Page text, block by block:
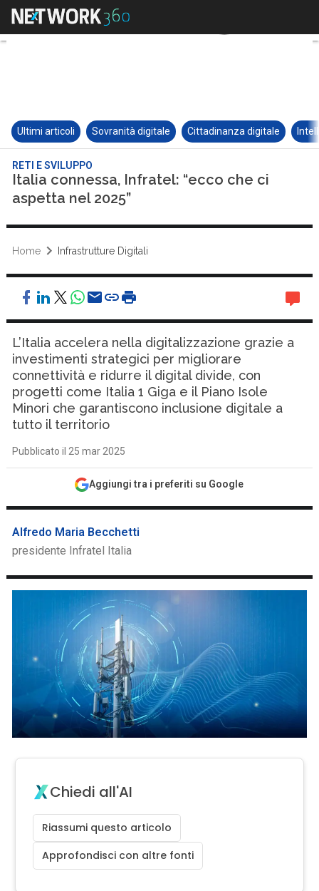
Ultimi articoli Sovranità digitale Cittadinanza digitale
RETI E SVILUPPO
Italia connessa, Infratel: “ecco che ci
aspetta nel 2025”
Home Infrastrutture Digitali
L’Italia accelera nella digitalizzazione grazie a
investimenti strategici per migliorare
connettività e ridurre il digital divide, con
progetti come Italia 1 Giga e il Piano Isole
Minori che garantiscono inclusione digitale a
tutto il territorio
Pubblicato il 25 mar 2025
Aggiungi tra i preferiti su Google
Alfredo Maria Becchetti
presidente Infratel Italia
Chiedi all'AI
Riassumi questo articolo
Approfondisci con altre fonti